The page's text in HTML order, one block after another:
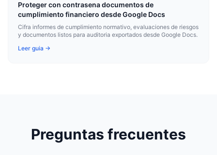
Proteger con contrasena documentos de
cumplimiento financiero desde Google Docs
Cifra informes de cumplimiento normativo, evaluaciones de riesgos
y documentos listos para auditoria exportados desde Google Docs.
Leer guia →
Preguntas frecuentes